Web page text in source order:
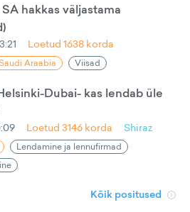
hakkas väljastama
Loetud 1638 korda
Araabia Viisad
Dubai- kas lendab üle
Loetud 3146 korda Shiraz
Lendamine ja lennufirmad
Kõik positused